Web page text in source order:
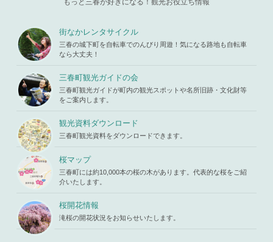
parts/picu
p.phpon li
ne19
iharukoma.
com/public
_html/wp-c
ontent/the
mes/mihar
u/template-
parts/picu
p.phpon li
ne19
ttempt to re
ad property
"ID" on null
in/home/x
iharukoma.
com/public
_html/wp-c
ontent/the
mes/mihar
u/template-
parts/picu
p.phpon li
ne 19
もっと三春が好きになる！観光お役立ち情報
街なかレンタサイクル
三春の城下町を自転車でのんびり周遊！気になる路地も自転車
なら大丈夫！
三春町観光ガイドの会
三春町観光ガイドが町内の観光スポットや名所旧跡・文化財等
をご案内します。
観光資料ダウンロード
三春町観光資料をダウンロードできます。
桜マップ
三春町には約10,000本の桜の木があります。代表的な桜をご紹
介いたします。
桜開花情報
滝桜の開花状況をお知らせいたします。